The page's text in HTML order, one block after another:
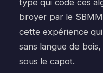
type qui code ces
broyer par le
cette expérience qui
sans langue de
sous le capot.